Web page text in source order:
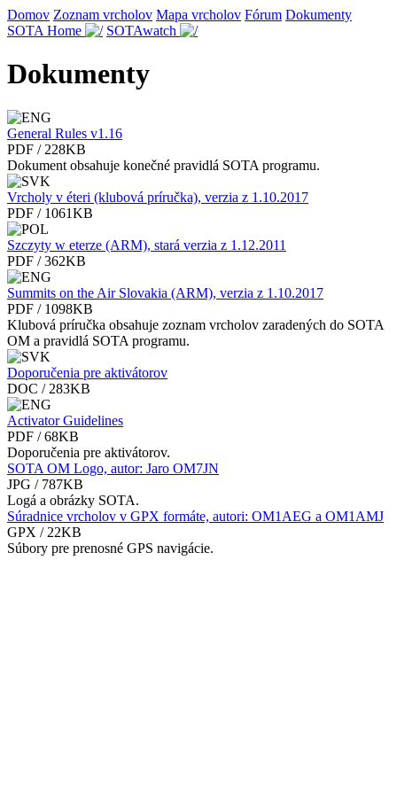
Domov Zoznam vrcholov Mapa vrcholov Fórum Dokumenty
SOTA Home
SOTAwatch
Dokumenty
General Rules v1.16
PDF / 228KB
Dokument obsahuje konečné pravidlá SOTA programu.
Vrcholy v éteri (klubová príručka), verzia z 1.10.2017
PDF / 1061KB
Szczyty w eterze (ARM), stará verzia z 1.12.2011
PDF / 362KB
Summits on the Air Slovakia (ARM), verzia z 1.10.2017
PDF / 1098KB
Klubová príručka obsahuje zoznam vrcholov zaradených do SOTA
OM a pravidlá SOTA programu.
Doporučenia pre aktivátorov
DOC / 283KB
Activator Guidelines
PDF / 68KB
Doporučenia pre aktivátorov.
SOTA OM Logo, autor: Jaro OM7JN
JPG / 787KB
Logá a obrázky SOTA.
Súradnice vrcholov v GPX formáte, autori: OM1AEG a OM1AMJ
GPX / 22KB
Súbory pre prenosné GPS navigácie.